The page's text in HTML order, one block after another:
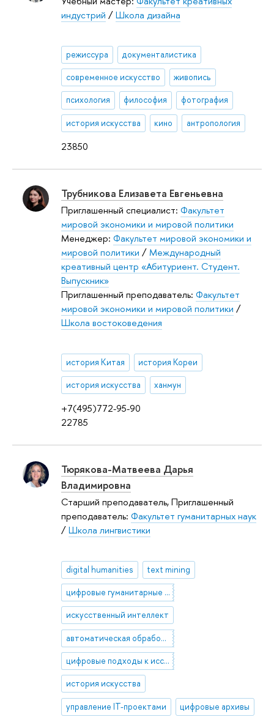
23850
индустрий /Школа дизайна
режиссура документалистика
современное искусство живопись
психология философия фотография
история искусства кино антропология
+7(495)772-95-90
22785
Трубникова Елизавета Евгеньевна
Приглашенный специалист: Факультет
мировой экономики и мировой политики
Менеджер: Факультет мировой экономики и
мировой политики /Международный
креативный центр «Абитуриент. Студент.
Выпускник»
Приглашенный преподаватель: Факультет
мировой экономики и мировой политики /
Школа востоковедения
история Китая история Кореи
история искусства ханмун
Тюрякова-Матвеева Дарья
Владимировна
Старший преподаватель, Приглашенный
преподаватель: Факультет гуманитарных наук
/Школа лингвистики
digital humanities text mining
цифровые гуманитарные исследования
искусственный интеллект
автоматическая обработка текстов
цифровые подходы к исследованиям литературы
история искусства
управление IT-проектами цифровые архивы